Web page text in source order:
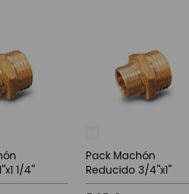
1/4''
Pack Machón
Reducido 3/4''x1''